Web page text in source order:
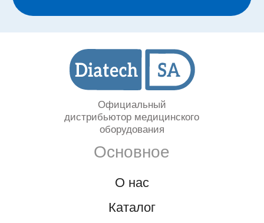
Представительство «Diatech S.A.» © 2008 - 2023.
Сайт носит информационный характер и не